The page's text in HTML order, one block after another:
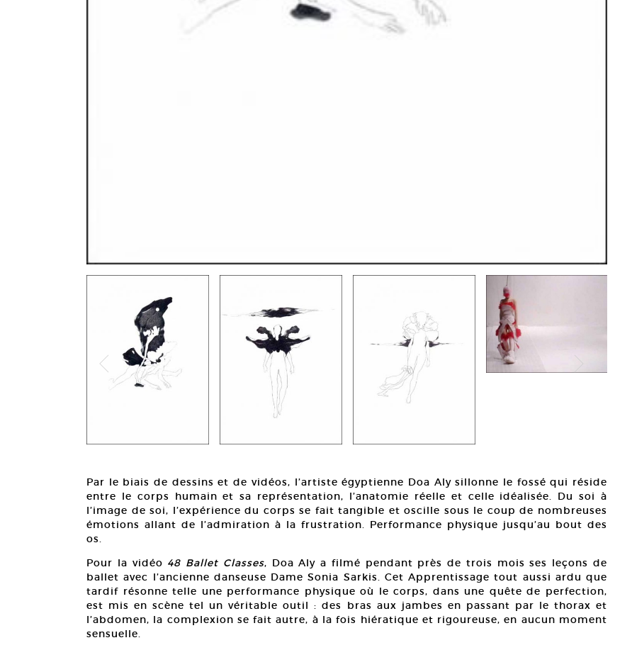
Par le biais de dessins et de vidéos, l’artiste égyptienne Doa Aly sillonne le fossé qui réside
entre le corps humain et sa représentation, l’anatomie réelle et celle idéalisée. Du soi à
l’image de soi, l’expérience du corps se fait tangible et oscille sous le coup de nombreuses
émotions allant de l’admiration à la frustration. Performance physique jusqu’au bout des
os.
Pour la vidéo 48 Ballet Classes, Doa Aly a filmé pendant près de trois mois ses leçons de
ballet avec l’ancienne danseuse Dame Sonia Sarkis. Cet Apprentissage tout aussi ardu que
tardif résonne telle une performance physique où le corps, dans une quête de perfection,
est mis en scène tel un véritable outil : des bras aux jambes en passant par le thorax et
l’abdomen, la complexion se fait autre, à la fois hiératique et rigoureuse, en aucun moment
sensuelle.